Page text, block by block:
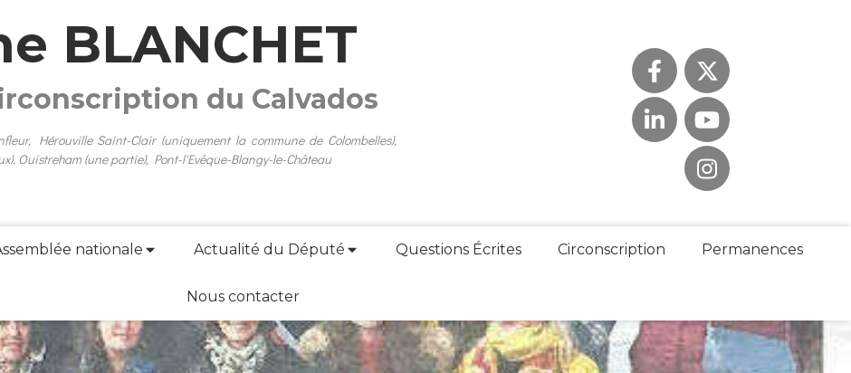
BLANCHET
du Calvados
Hérouville Saint-Clair (uniquement la commune de Colombelles),
Ouistreham (une partie), Pont-l'Evêque-Blangy-le-Château
nationale Actualité du Député Questions Écrites Circonscription Permanences
Nous contacter